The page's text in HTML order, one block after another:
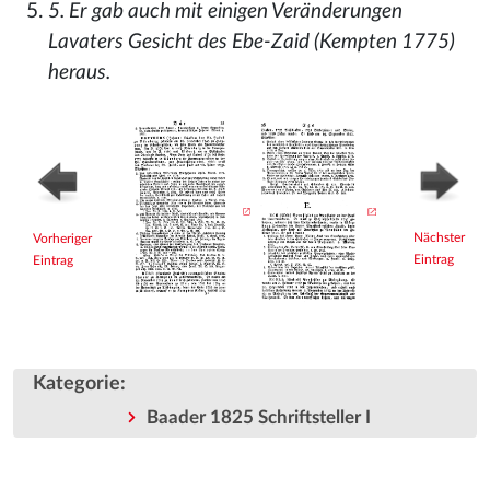
5. Er gab auch mit einigen Veränderungen
Lavaters Gesicht des Ebe-Zaid (Kempten 1775)
heraus.
Vorheriger
Eintrag
Nächster
Eintrag
Kategorie:
Baader 1825 Schriftsteller I